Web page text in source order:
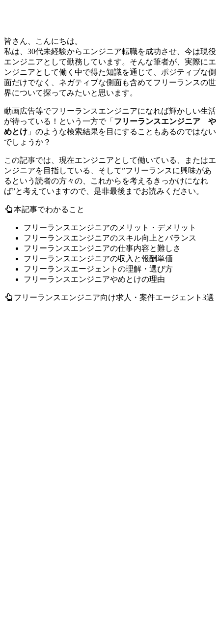
皆さん、こんにちは。
私は、30代未経験からエンジニア転職を成功させ、今は現役
エンジニアとして勤務しています。そんな筆者が、実際にエ
ンジニアとして働く中で得た知識を通じて、ポジティブな側
面だけでなく、 ネガティブな側面も含めてフリーランスの世
界について探ってみたいと思います。
動画広告等でフリーランスエンジニアになれば輝かしい生活
が待っている！という一方で「 フリーランスエンジニア や
めとけ 」のような検索結果を目にすることもあるのではない
でしょうか？
この記事では、現在エンジニアとして働いている、またはエ
ンジニアを目指している、そして”フリーランスに興味があ
るという読者の方々の、これからを考えるきっかけになれ
ば”と考えていますので、是非最後までお読みください。
本記事でわかること
フリーランスエンジニアのメリット・デメリット
フリーランスエンジニアのスキル向上とバランス
フリーランスエンジニアの仕事内容と難しさ
フリーランスエンジニアの収入と報酬単価
フリーランスエージェントの理解・選び方
フリーランスエンジニアやめとけの理由
フリーランスエンジニア向け求人・案件エージェント3選